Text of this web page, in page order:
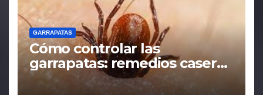
GARRAPATAS
Cómo controlar las
garrapatas: remedios caseros
y tácticas efectivas